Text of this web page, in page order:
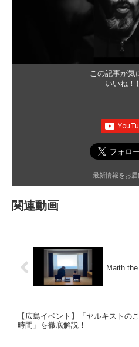
この記事が気
いいね！
最新情報をお届
関連動画
Maith
【広島イベント】「ヤルキストの
時間」を徹底解説！